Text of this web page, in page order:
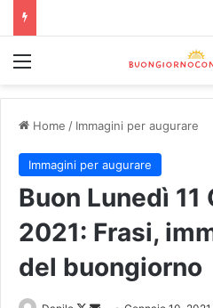
Home / Immagini per augurare
Immagini per augurare
Buon Lunedì 11
2021: Frasi,
del buongiorno